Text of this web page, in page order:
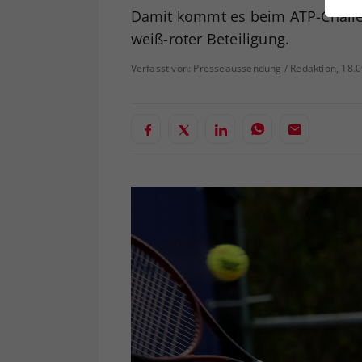
Damit kommt es beim ATP-
weiß-roter Beteiligung.
Verfasst von: Presseaussendung / Redaktion,